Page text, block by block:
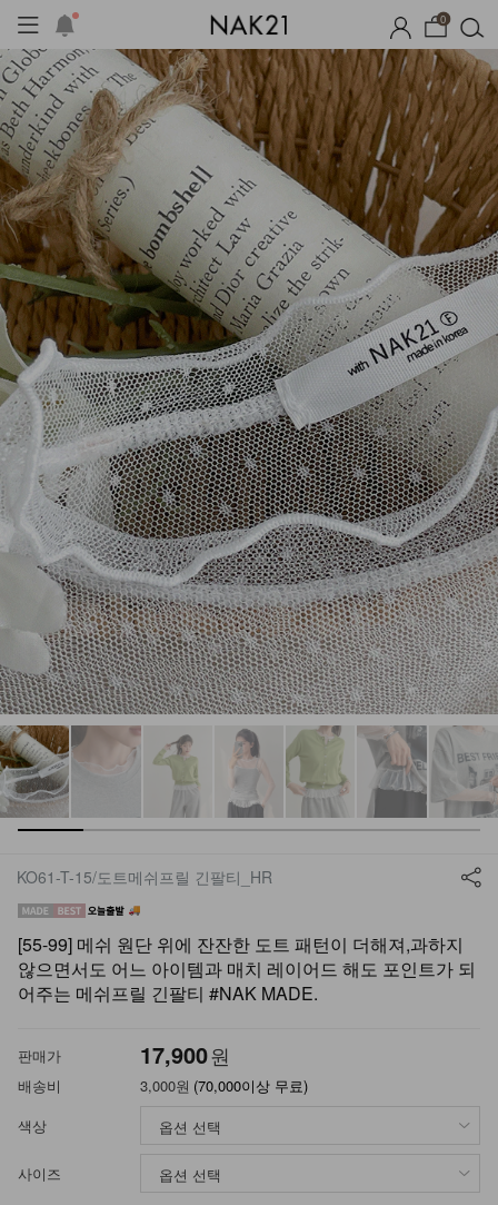
0
작 여름 잠옷 장마템 기획전 오늘출발 시즌
KO61-T-15/도트메쉬프릴 긴팔티_HR
[55-99] 메쉬 원단 위에 잔잔한 도트 패턴이 더해져,과하지
않으면서도 어느 아이템과 매치 레이어드 해도 포인트가 되
어주는 메쉬프릴 긴팔티 #NAK MADE.
판매가 17,900원
배송비 3,000원 (70,000이상 무료)
색상
사이즈